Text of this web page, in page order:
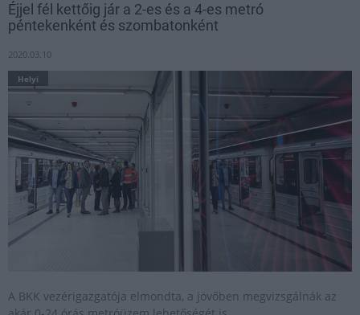
Éjjel fél kettőig jár a 2-es és a 4-es metró
péntekenként és szombatonként
2020.03.10
Helyi
A BKK vezérigazgatója elmondta, a jövőben megvizsgálnák az